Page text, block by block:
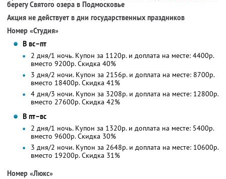
берегу Святого озера в Подмосковье
Акция не действует в дни государственных праздников
Номер «Студия»
В вс–пт
2 дня/1 ночь. Купон за 1120р. и доплата на месте: 4400р.
вместо 9200р.Скидка 40%
3 дня/2 ночи. Купон за 2156р. и доплата на месте: 8700р.
вместо 18400р. Скидка 41%
4 дня/3 ночи. Купон за 3208р. и доплата на месте: 12800р.
вместо 27600р. Скидка 42%
В пт–вс
2 дня/1 ночь. Купон за 1320р. и доплата на месте: 5400р.
вместо 9600р.Скидка 30%
3 дня/2 ночи. Купон за 2648р. и доплата на месте: 10600р.
вместо 19200р. Скидка 31%
Номер «Люкс»